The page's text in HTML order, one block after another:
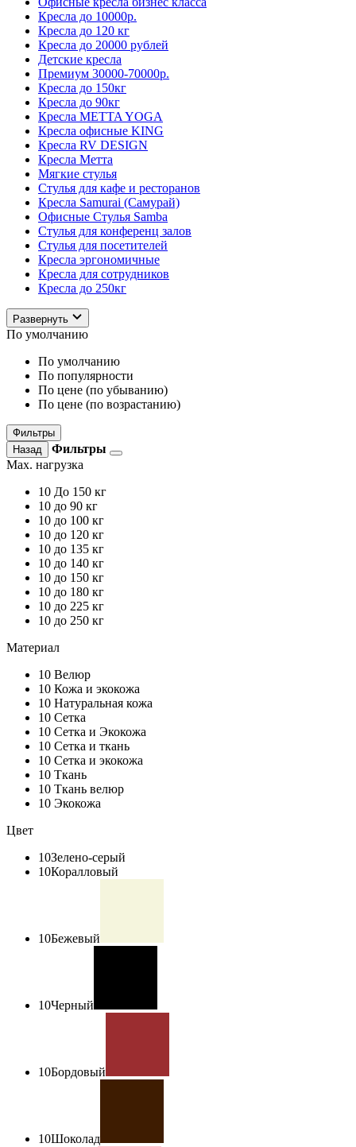
Кресла до 10000р.
Кресла до 120 кг
Кресла до 20000 рублей
Детские кресла
Премиум 30000-70000р.
Кресла до 150кг
Кресла до 90кг
Кресла METTA YOGA
Кресла офисные KING
Кресла RV DESIGN
Кресла Метта
Мягкие стулья
Стулья для кафе и ресторанов
Кресла Samurai (Самурай)
Офисные Стулья Samba
Стулья для конференц залов
Стулья для посетителей
Кресла эргономичные
Кресла для сотрудников
Кресла до 250кг
Развернуть
По умолчанию
По умолчанию
По популярности
По цене (по убыванию)
По цене (по возрастанию)
Фильтры
Назад
Фильтры
Max. нагрузка
10 До 150 кг
10 до 90 кг
10 до 100 кг
10 до 120 кг
10 до 135 кг
10 до 140 кг
10 до 150 кг
10 до 180 кг
10 до 225 кг
10 до 250 кг
Материал
10 Велюр
10 Кожа и экокожа
10 Натуральная кожа
10 Сетка
10 Сетка и Экокожа
10 Сетка и ткань
10 Сетка и экокожа
10 Ткань
10 Ткань велюр
10 Экокожа
Цвет
10Зелено-серый
10Коралловый
10Бежевый
10Черный
10Бордовый
10Шоколад